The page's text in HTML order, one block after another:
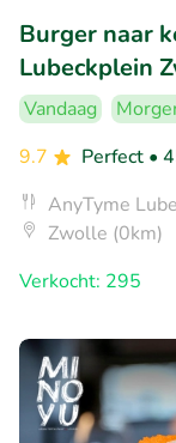
Burger naar
Lubeckplein
Vandaag
9.7
Perfect •
AnyTyme
Zwolle (0km)
Verkocht: 295